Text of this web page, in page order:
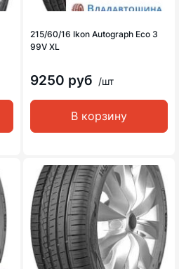
215/60/16 Ikon Autograph Eco 3
99V XL
9250 руб /шт
В корзину